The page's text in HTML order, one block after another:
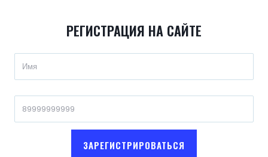
РЕГИСТРАЦИЯ НА САЙТЕ
ЗАРЕГИСТРИРОВАТЬСЯ